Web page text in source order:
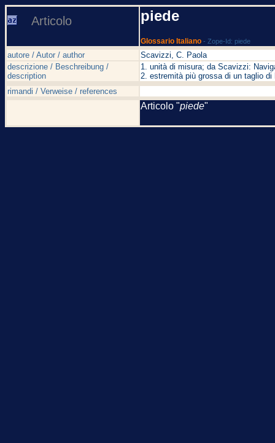
Articolo piede
Glossario Italiano - Zope-Id: piede
autore / Autor / author
Scavizzi, C. Paola
descrizione / Beschreibung /
description
1. unità di misura; da Scavizzi:
2. estremità più grossa di un taglio
rimandi / Verweise / references
Articolo "piede"